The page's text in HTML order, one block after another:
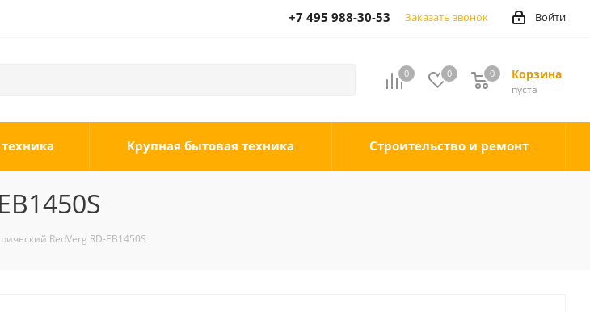
Войти
+7 495 988-30-53 Заказать звонок
0 0 Корзина
0
пуста
0
Крупная бытовая техника Строительство и ремонт
RedVerg RD-EB1450S